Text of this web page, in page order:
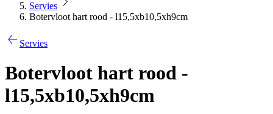
Servies
Botervloot hart rood - l15,5xb10,5xh9cm
Servies
Botervloot hart rood -
l15,5xb10,5xh9cm